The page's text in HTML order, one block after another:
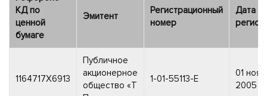
КД по
ценной
бумаге
Эмитент
Регистрационный
номер
Дата
1164717X6913
Публичное
акционерное
общество «Т
1-01-55113-E
01
2005 г.